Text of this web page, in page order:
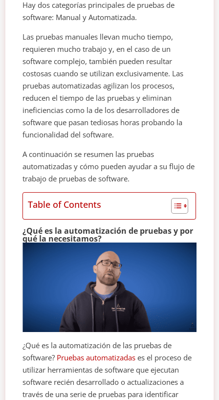
Hay dos categorías principales de pruebas de
software: Manual y Automatizada.
Las pruebas manuales llevan mucho tiempo,
requieren mucho trabajo y, en el caso de un
software complejo, también pueden resultar
costosas cuando se utilizan exclusivamente. Las
pruebas automatizadas agilizan los procesos,
reducen el tiempo de las pruebas y eliminan
ineficiencias como la de los desarrolladores de
software que pasan tediosas horas probando la
funcionalidad del software.
A continuación se resumen las pruebas
automatizadas y cómo pueden ayudar a su flujo de
trabajo de pruebas de software.
Table of Contents
¿Qué es la automatización de pruebas y por
qué la necesitamos?
¿Qué es la automatización de las pruebas de
software? Pruebas automatizadas es el proceso de
utilizar herramientas de software que ejecutan
software recién desarrollado o actualizaciones a
través de una serie de pruebas para identificar